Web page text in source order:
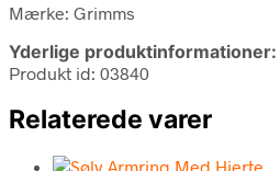
Mærke: Grimms
Yderlige produktinformationer:
Produkt id: 03840
Relaterede varer